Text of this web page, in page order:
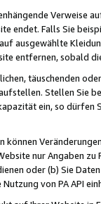
endet. Falls Sie
ausgewählte
entfernen, sobald
täuschenden
Stellen Sie
ein, so dürfen
können
nur Angaben
oder (b) Sie
von PA API